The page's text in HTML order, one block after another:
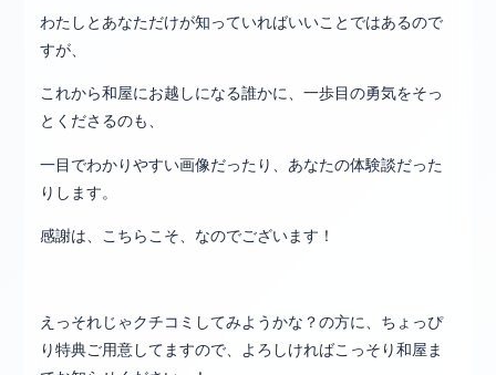
わたしとあなただけが知っていればいいことではあるので
すが、
これから和屋にお越しになる誰かに、一歩目の勇気をそっ
とくださるのも、
一目でわかりやすい画像だったり、あなたの体験談だった
りします。
感謝は、こちらこそ、なのでございます！
えっそれじゃクチコミしてみようかな？の方に、ちょっぴ
り特典ご用意してますので、よろしければこっそり和屋ま